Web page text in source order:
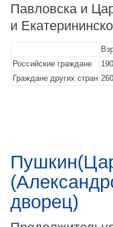
Павловска и
и
Российские граждане
Граждане других стран
дворец)